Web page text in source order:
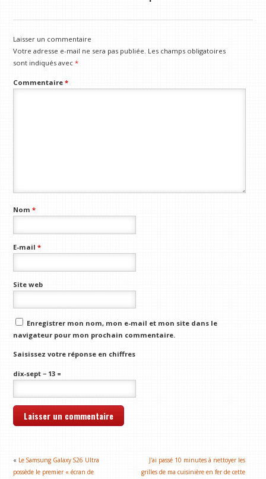
Laisser un commentaire
Votre adresse e-mail ne sera pas publiée. Les champs obligatoires
sont indiqués avec*
Commentaire*
Nom*
E-mail*
Site web
Enregistrer mon nom, mon e-mail et mon site dans le
navigateur pour mon prochain commentaire.
Saisissez votre réponse en chiffres
dix-sept − 13 =
« Le Samsung Galaxy S26 Ultra
possède le premier « écran de
J'ai passé 10 minutes à nettoyer les
grilles de ma cuisinière en fer de cette